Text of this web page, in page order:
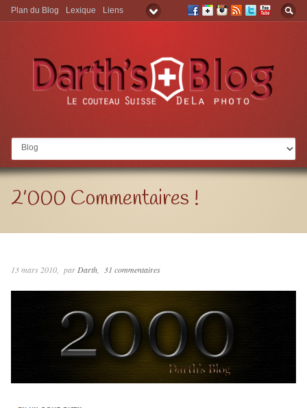
Aller à:
Plan du Blog Lexique Liens
2’000 Commentaires !
13 mars 2010 parDarth 31 commentaires